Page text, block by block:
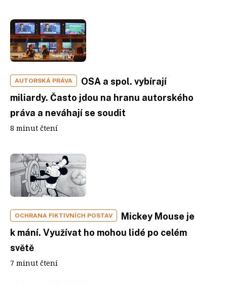
AUTORSKÁ PRÁVA
OSA a spol. vybírají
miliardy. Často jdou na hranu autorského
práva a neváhají se soudit
8 minut čtení
OCHRANA FIKTIVNÍCH POSTAV
Mickey Mouse je
k mání. Využívat ho mohou lidé po celém
světě
7 minut čtení